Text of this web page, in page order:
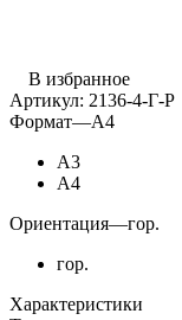
В избранное
Артикул: 2136-4-Г-Р
Формат—А4
А3
А4
Ориентация—гор.
гор.
Характеристики